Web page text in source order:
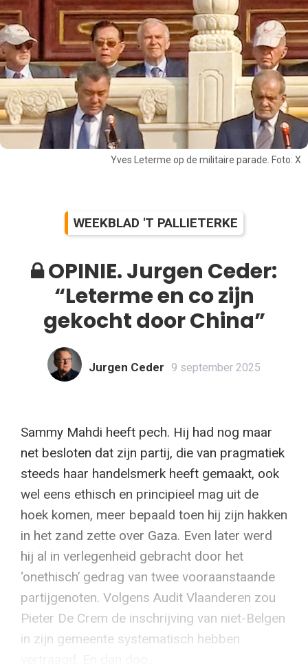
Yves Leterme op de militaire parade. Foto: X
WEEKBLAD 'T PALLIETERKE
OPINIE. Jurgen Ceder:
“Leterme en co zijn
gekocht door China”
Jurgen Ceder 9 september 2025
Sammy Mahdi heeft pech. Hij had nog maar
net besloten dat zijn partij, die van pragmatiek
steeds haar handelsmerk heeft gemaakt, ook
wel eens ethisch en principieel mag uit de
hoek komen, meer bepaald toen hij zijn hakken
in het zand zette over Gaza. Even later werd
hij al in verlegenheid gebracht door het
‘onethisch’ gedrag van twee vooraanstaande
partijgenoten. Volgens Audit Vlaanderen zou
Pieter De Crem de inschrijving van niet-Belgen
in zijn gemeente systematisch hebben